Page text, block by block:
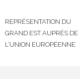
REPRÉSENTATION DU
GRAND EST AUPRÈS DE
L’UNION EUROPÉENNE